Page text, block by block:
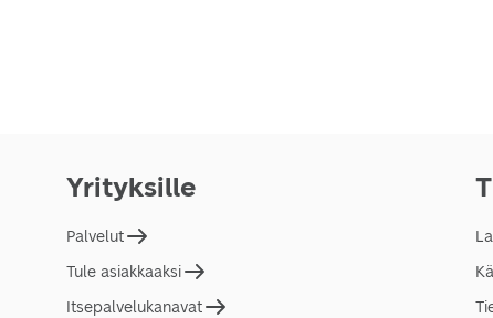
Yrityksille
Palvelut
Tule asiakkaaksi
Itsepalvelukanavat